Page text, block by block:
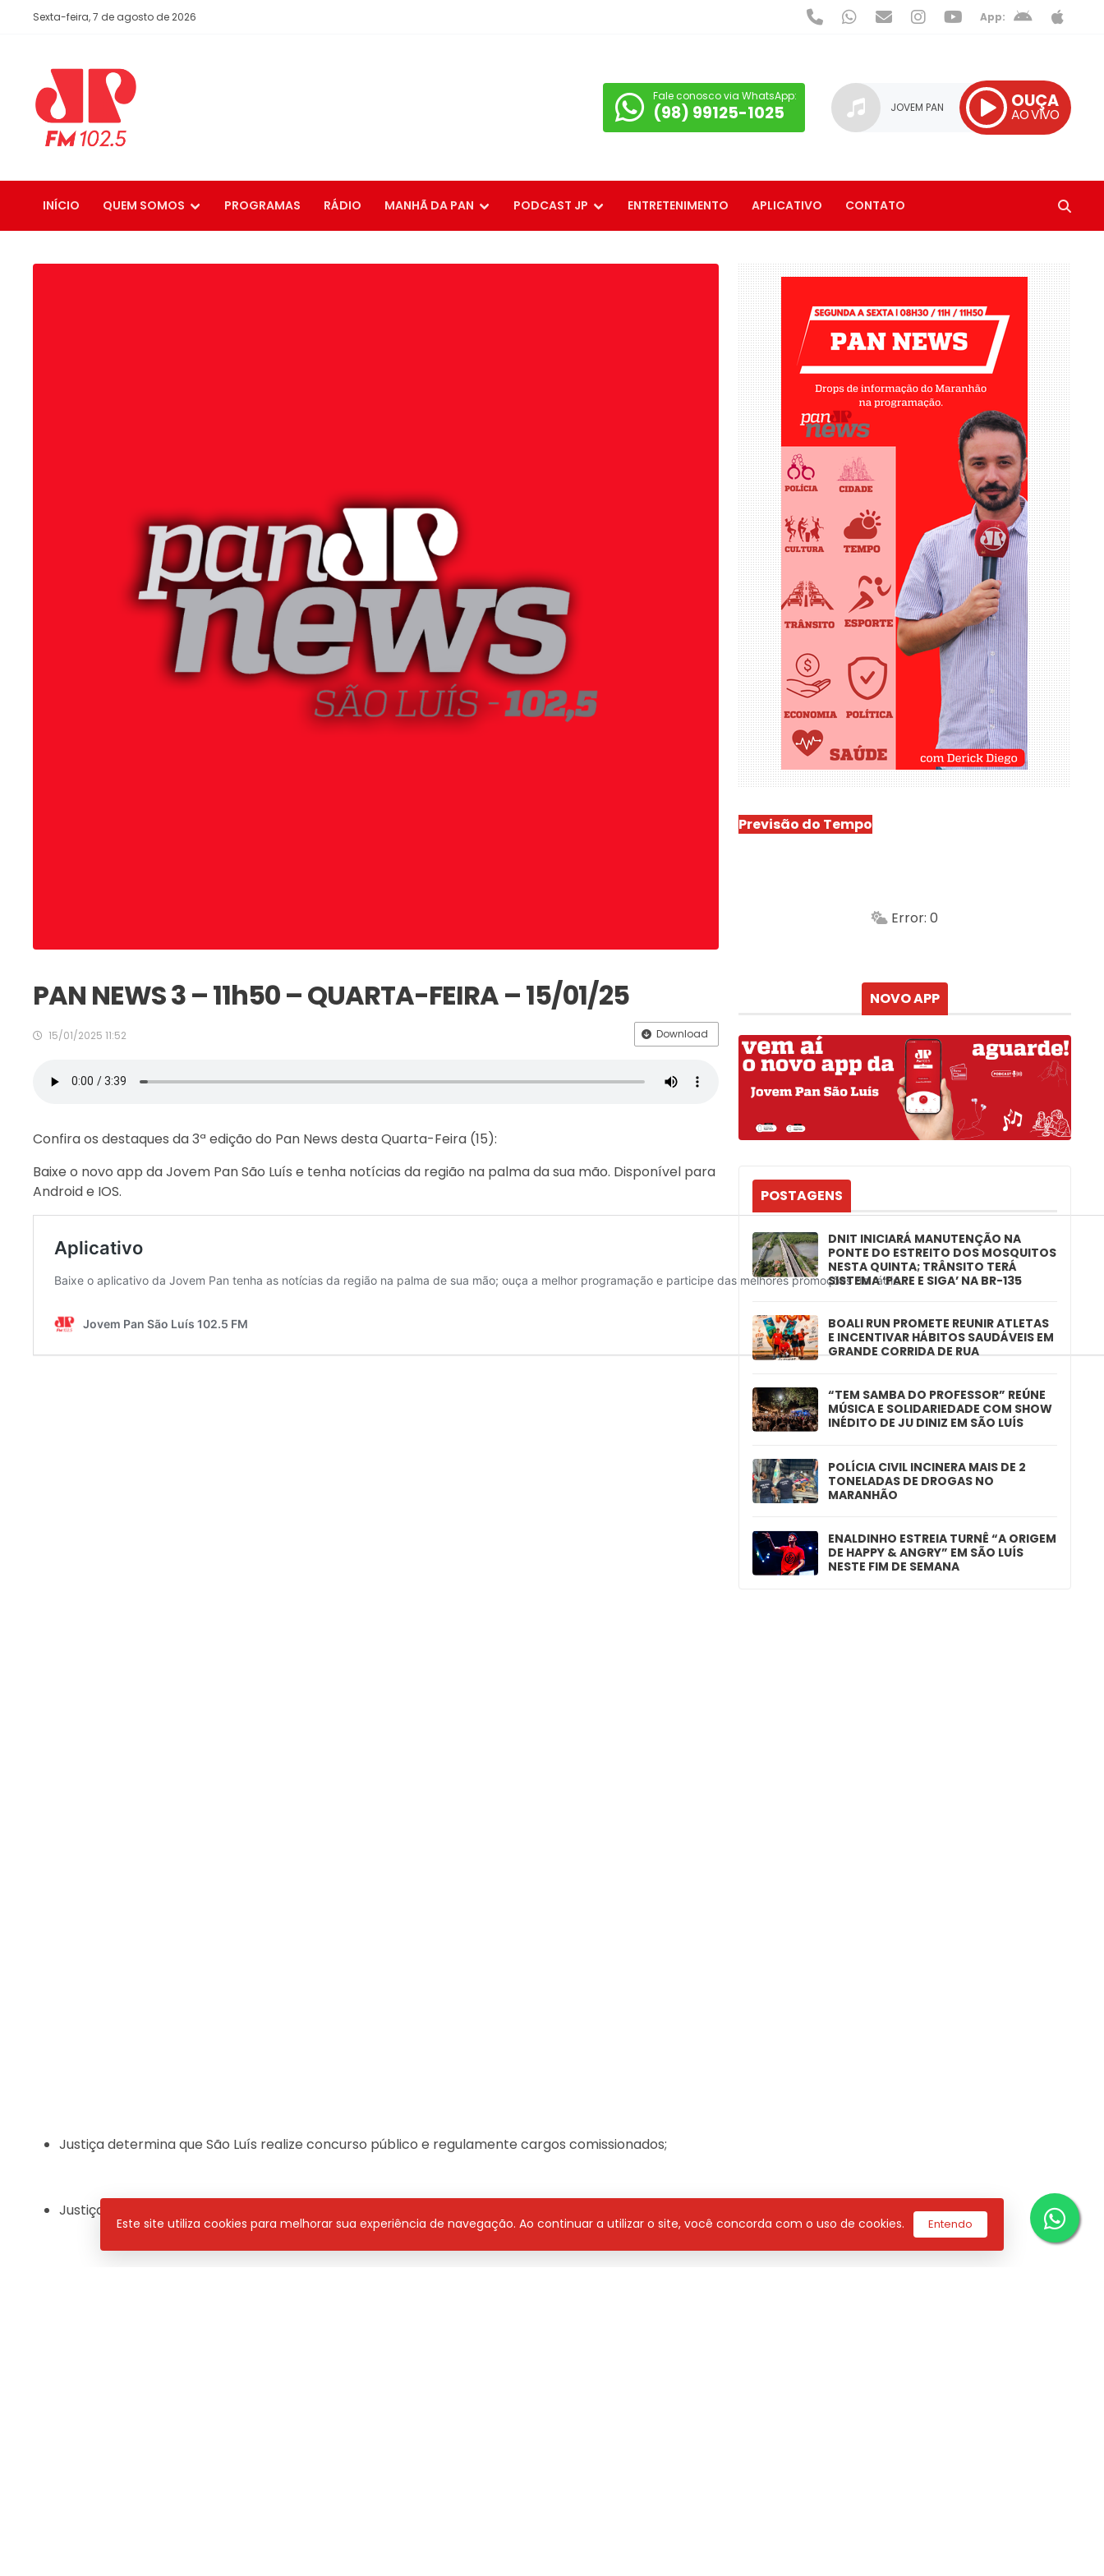
Sexta-feira, 7 de agosto de 2026 App:
Fale conosco via WhatsApp:
(98) 99125-1025 JOVEM PAN OUÇA
AO VIVO
INÍCIO QUEM SOMOS PROGRAMAS RÁDIO MANHÃ DA PAN PODCAST JP ENTRETENIMENTO APLICATIVO CONTATO
PAN NEWS 3 – 11h50 – QUARTA-FEIRA – 15/01/25
15/01/2025 11:52 Download
Confira os destaques da 3ª edição do Pan News desta Quarta-Feira (15):
Baixe o novo app da Jovem Pan São Luís e tenha notícias da região na palma da sua mão. Disponível para
Android e IOS.
Justiça determina que São Luís realize concurso público e regulamente cargos comissionados;
Justiça obriga municípios maranhenses a remover nomes de pessoas vivas de bens públicos
Previsão do Tempo
Min.
Error: 0
NOVO APP
POSTAGENS
DNIT INICIARÁ MANUTENÇÃO NA
PONTE DO ESTREITO DOS MOSQUITOS
NESTA QUINTA; TRÂNSITO TERÁ
SISTEMA ‘PARE E SIGA’ NA BR-135
BOALI RUN PROMETE REUNIR ATLETAS
E INCENTIVAR HÁBITOS SAUDÁVEIS EM
GRANDE CORRIDA DE RUA
“TEM SAMBA DO PROFESSOR” REÚNE
MÚSICA E SOLIDARIEDADE COM SHOW
INÉDITO DE JU DINIZ EM SÃO LUÍS
POLÍCIA CIVIL INCINERA MAIS DE 2
TONELADAS DE DROGAS NO
MARANHÃO
ENALDINHO ESTREIA TURNÊ “A ORIGEM
DE HAPPY & ANGRY” EM SÃO LUÍS
NESTE FIM DE SEMANA
Este site utiliza cookies para melhorar sua experiência de navegação. Ao continuar a utilizar o site, você concorda com o uso de cookies. Entendo